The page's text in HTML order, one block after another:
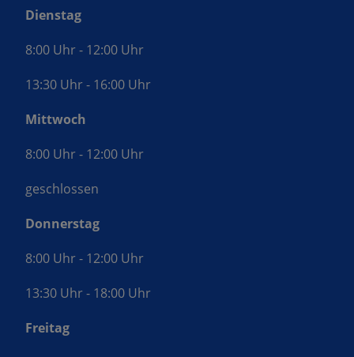
Dienstag
8:00 Uhr - 12:00 Uhr
13:30 Uhr - 16:00 Uhr
Mittwoch
8:00 Uhr - 12:00 Uhr
geschlossen
Donnerstag
8:00 Uhr - 12:00 Uhr
13:30 Uhr - 18:00 Uhr
Freitag